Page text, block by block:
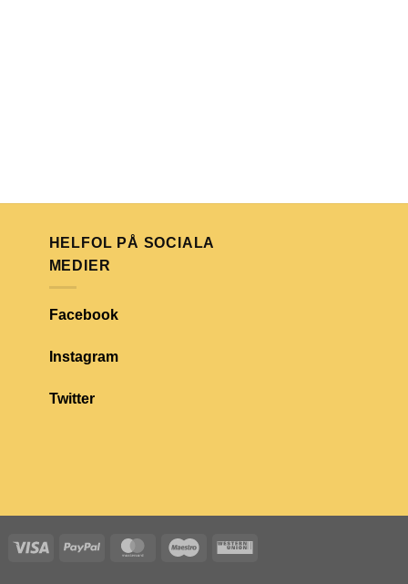
HELFOL PÅ SOCIALA
MEDIER
Facebook
Instagram
Twitter